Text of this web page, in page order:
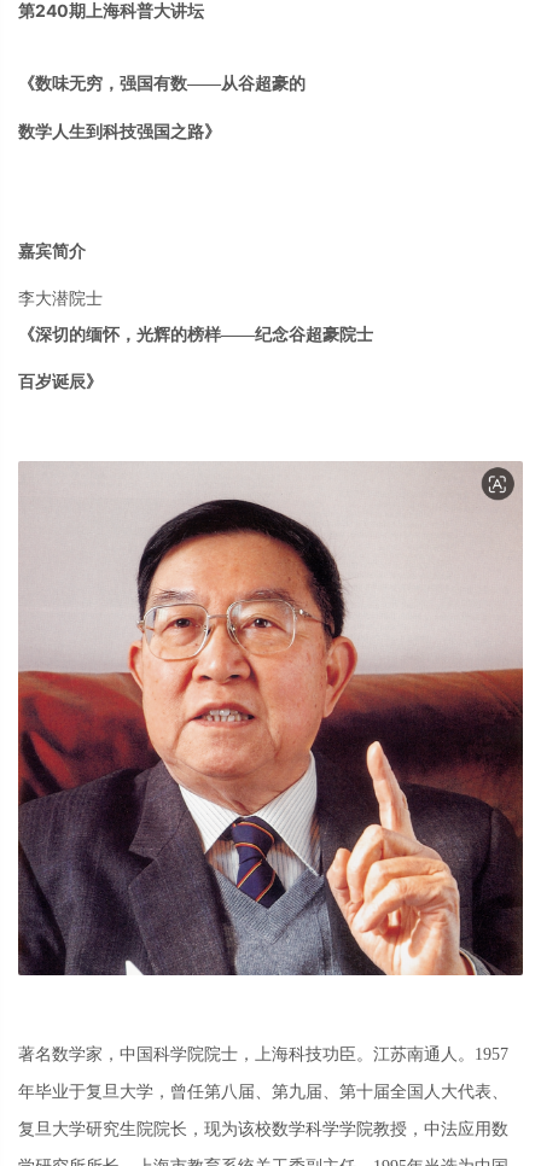
第240期上海科普大讲坛
《数味无穷，强国有数——从谷超豪的
数学人生到科技强国之路》
嘉宾简介
李大潜院士
《深切的缅怀，光辉的榜样——纪念谷超豪院士
百岁诞辰》
著名数学家，中国科学院院士，上海科技功臣。江苏南通人。 1957
年毕业于复旦大学，曾任第八届、第九届、第十届全国人大代表、
复旦大学研究生院院长，现为该校数学科学学院教授，中法应用数